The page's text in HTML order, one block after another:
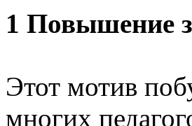
1 Повышение
Этот мотив
многих